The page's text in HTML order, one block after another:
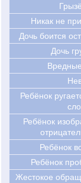
Никак не
Дочь боится
Дочь
Ребёнок
Ребёнок
Ребёнок
Ребёнок
Жестокое